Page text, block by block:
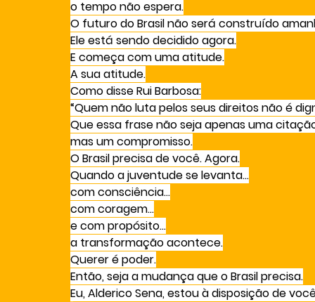
o tempo não espera.
O futuro do Brasil não será construído
Ele está sendo decidido agora.
E começa com uma atitude.
A sua atitude.
Como disse Rui Barbosa:
“Quem não luta pelos seus direitos não é
Que essa frase não seja apenas uma
mas um compromisso.
O Brasil precisa de você. Agora.
Quando a juventude se levanta…
com consciência…
com coragem…
e com propósito…
a transformação acontece.
Querer é poder.
Então, seja a mudança que o Brasil precisa.
Eu, Alderico Sena, estou à disposição de